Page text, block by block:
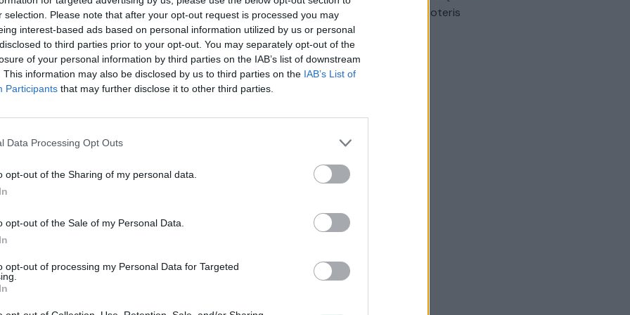
selection. Please note that after your opt-out request is processed you may
interest-based ads based on personal information utilized by us or personal
to third parties prior to your opt-out. You may separately opt-out of the
of your personal information by third parties on the IAB’s list of downstream
This information may also be disclosed by us to third parties on the IAB’s List of
Participants that may further disclose it to other third parties.
Data Processing Opt Outs
opt-out of the Sharing of my personal data.
opt-out of the Sale of my Personal Data.
opt-out of processing my Personal Data for Targeted
Krepšinis Sportas
liko
Plinta audros vaizdai iš visos Lietuvos:
netoli Druskininkų vėjas vertė ištisus
medžius
darbo savaitę: karščiai atsitrauks
automobilis sužalojo dvi moteris
Žinios | Lietuvos diena